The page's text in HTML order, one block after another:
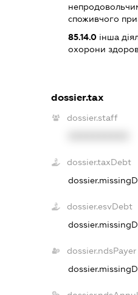
споживчого
85.14.0інша
охорони
dossier.tax
dossier.staff
dossier.taxDebt
dossier.esvDebt
dossier.ndsPayer